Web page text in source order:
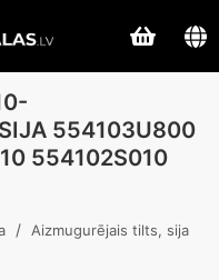
554103U800
554102S010
/ Aizmugurējais tilts, sija